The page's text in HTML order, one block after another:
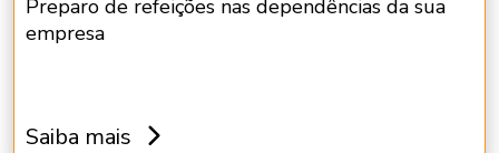
Preparo de refeições nas dependências da sua
empresa
Saiba mais